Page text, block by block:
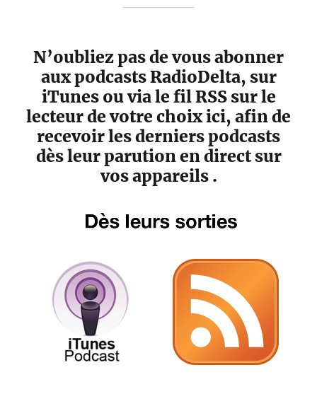
N’oubliez pas de vous abonner
aux podcasts RadioDelta, sur
iTunes ou via le fil RSS sur le
lecteur de votre choix ici, afin de
recevoir les derniers podcasts
dès leur parution en direct sur
vos appareils .